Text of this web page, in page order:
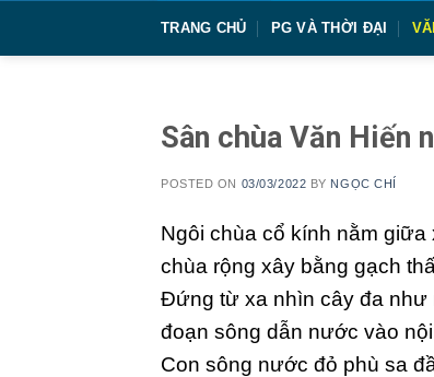
TRANG CHỦ PG VÀ THỜI ĐẠI
Sân chùa Văn Hiến
POSTED ON 03/03/2022 BY NGỌC CHÍ
Ngôi chùa cổ kính nằm
chùa rộng xây bằng gạch
Đứng từ xa nhìn cây đa như
đoạn sông dẫn nước vào
Con sông nước đỏ phù sa